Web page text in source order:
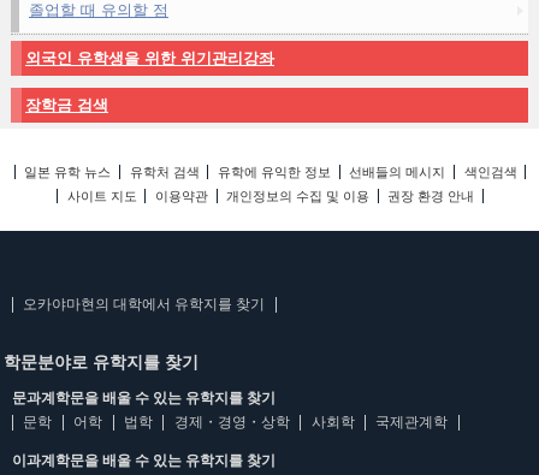
졸업할 때 유의할 점
외국인 유학생을 위한 위기관리강좌
장학금 검색
일본 유학 뉴스 유학처 검색 유학에 유익한 정보 선배들의 메시지
색인검색
사이트 지도
이용약관 개인정보의 수집 및 이용 권장 환경 안내
오카야마현의 대학에서 유학지를 찾기
학문분야로 유학지를 찾기
문과계학문을 배울 수 있는 유학지를 찾기
문학
어학 법학 경제・경영・상학 사회학 국제관계학
이과계학문을 배울 수 있는 유학지를 찾기